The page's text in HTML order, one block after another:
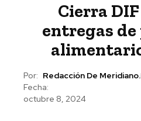
Cierra
entregas
Por: Redacción De
Fecha:
octubre 8, 2024